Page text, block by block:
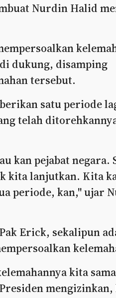
Nurdin Halid
dukung, disamping
tersebut.
satu periode
telah
kan pejabat negara.
kita lanjutkan. Kita
periode, kan," ujar
Erick, sekalipun
kita